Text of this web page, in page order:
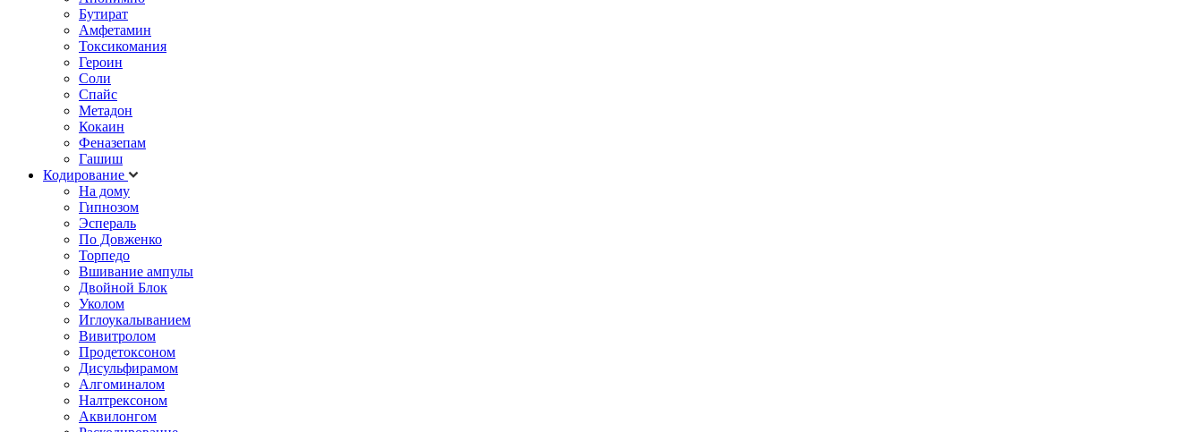
Бутират
Амфетамин
Токсикомания
Героин
Соли
Спайс
Метадон
Кокаин
Феназепам
Гашиш
Кодирование
На дому
Гипнозом
Эспераль
По Довженко
Торпедо
Вшивание ампулы
Двойной Блок
Уколом
Иглоукалыванием
Вивитролом
Продетоксоном
Дисульфирамом
Алгоминалом
Налтрексоном
Аквилонгом